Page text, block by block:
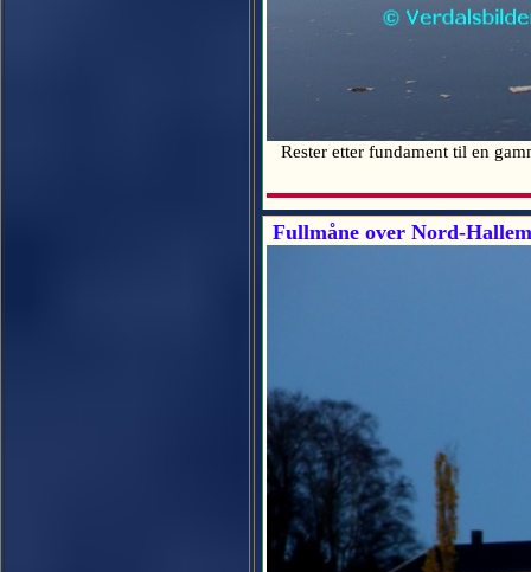
Rester etter fundament til en
Fullmåne over Nord-Hallem